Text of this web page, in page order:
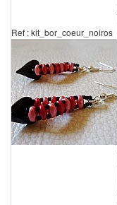
Ref : kit_bor_coeur_noiros